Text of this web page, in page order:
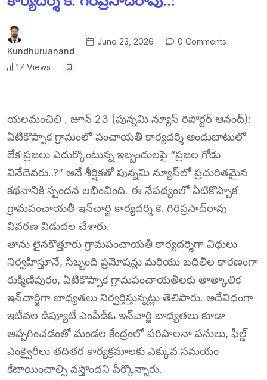
Kundhuruanand
June 23, 2026 0 Comments
17 Views
యలమంచిలి , జూన్ 23 (పున్నమి న్యూస్ రిపోర్టర్ ఆనంద్):
ఏటికొప్పాక గ్రామంలో పంచాయతీ కార్యదర్శి అందుబాటులో
లేక ప్రజలు ఎదుర్కొంటున్న ఇబ్బందులపై “ప్రజల గోడు
వినేదెవరు..?” అనే శీర్షికతో పున్నమి న్యూస్‌లో ప్రచురితమైన
కథనానికి స్పందన లభించింది. ఈ నేపథ్యంలో ఏటికొప్పాక
గ్రామపంచాయతీ ఇన్‌చార్జి కార్యదర్శి కె. గిరిప్రసాద్‌రావు
వివరణ విడుదల చేశారు.
తాను లైనకొత్తూరు గ్రామపంచాయతీ కార్యదర్శిగా విధులు
నిర్వహిస్తూనే, సిబ్బంది ప్రమోషన్లు మరియు బదిలీల కారణంగా
రుక్మిణిపురం, ఏటికొప్పాక గ్రామపంచాయతీలకు తాత్కాలిక
ఇన్‌చార్జిగా బాధ్యతలు నిర్వర్తిస్తున్నట్లు తెలిపారు. అదేవిధంగా
ఇటీవల డిప్యూటీ ఎంపీడీఓ ఇన్‌చార్జి బాధ్యతలు కూడా
అప్పగించడంతో మండల కేంద్రంలో పరిపాలనా పనులు, ఫీల్డ్
ఎంక్వైరీలు తదితర కార్యక్రమాలకు ఎక్కువ సమయం
కేటాయించాల్సి వస్తోందని పేర్కొన్నారు.